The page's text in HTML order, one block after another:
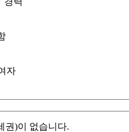
자
권)이 없습니다.